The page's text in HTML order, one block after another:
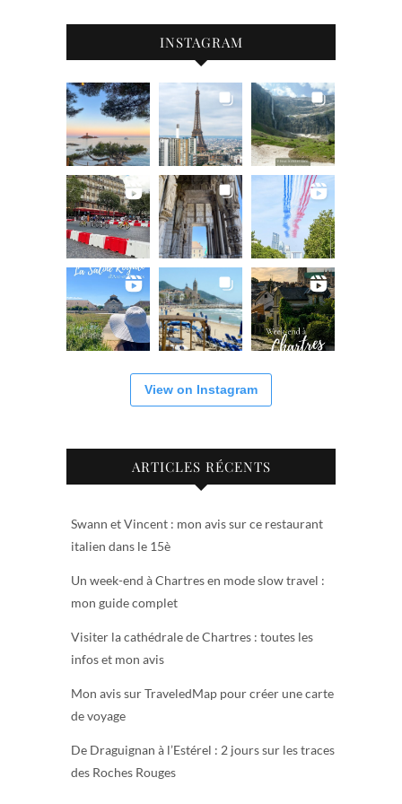
INSTAGRAM
View on Instagram
ARTICLES RÉCENTS
Swann et Vincent : mon avis sur ce restaurant
italien dans le 15è
Un week-end à Chartres en mode slow travel :
mon guide complet
Visiter la cathédrale de Chartres : toutes les
infos et mon avis
Mon avis sur TraveledMap pour créer une carte
de voyage
De Draguignan à l’Estérel : 2 jours sur les traces
des Roches Rouges